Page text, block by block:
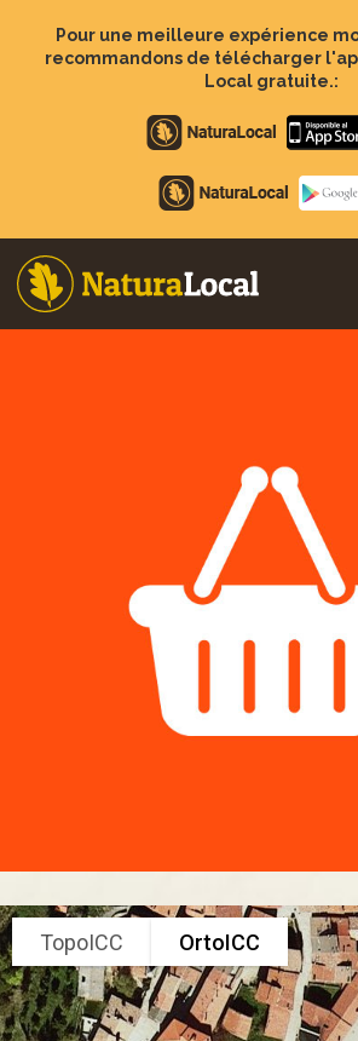
contenu
Pour une meilleure expérience
recommandons de télécharger
Local gratuite.:
Apple
store
Google
Play
TopoICC OrtoICC